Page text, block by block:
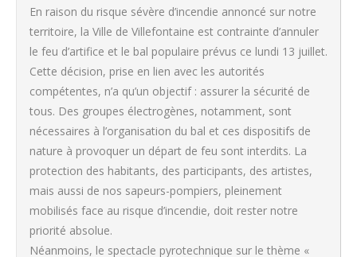
En raison du risque sévère d’incendie annoncé sur notre
territoire, la Ville de Villefontaine est contrainte d’annuler
le feu d’artifice et le bal populaire prévus ce lundi 13 juillet.
Cette décision, prise en lien avec les autorités
compétentes, n’a qu’un objectif : assurer la sécurité de
tous. Des groupes électrogènes, notamment, sont
nécessaires à l’organisation du bal et ces dispositifs de
nature à provoquer un départ de feu sont interdits. La
protection des habitants, des participants, des artistes,
mais aussi de nos sapeurs-pompiers, pleinement
mobilisés face au risque d’incendie, doit rester notre
priorité absolue.
Néanmoins, le spectacle pyrotechnique sur le thème «